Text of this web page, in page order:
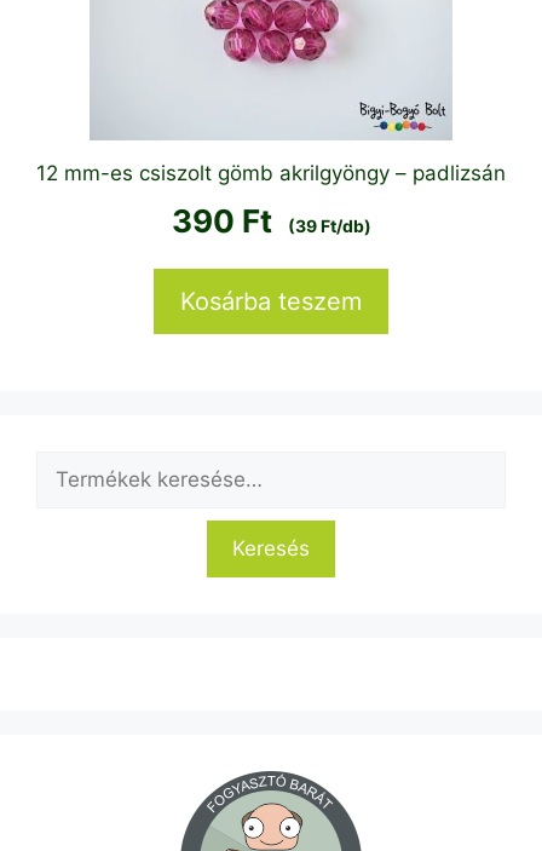
12 mm-es csiszolt gömb akrilgyöngy – padlizsán
390 Ft (39 Ft/db)
Kosárba teszem
Keresés
Keresés